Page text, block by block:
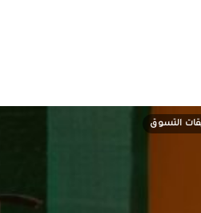
التسوق